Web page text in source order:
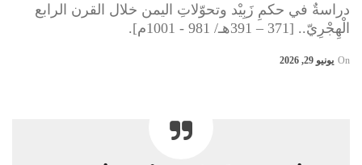
دراسةٌ في حكمِ زَبِيْد وتحوّلاتِ اليمن خلال القرن الرابع
الْهِجْرِيّ.. [371 – 391هـ/ 981 - 1001م].
On يونيو 29, 2026